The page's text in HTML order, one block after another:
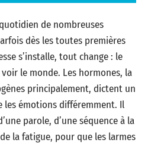
de nombreuses
dès les toutes premières
s’installe, tout change : le
le monde. Les hormones, la
principalement, dictent un
les émotions différemment. Il
parole, d’une séquence à la
la fatigue, pour que les larmes